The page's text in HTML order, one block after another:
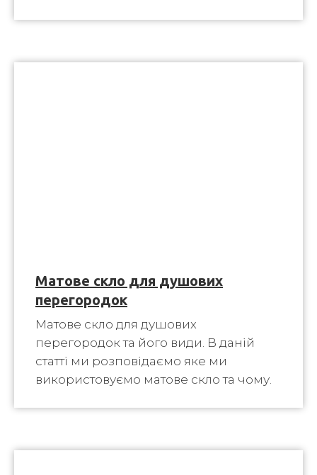
Матове скло для душових
перегородок
Матове скло для душових
перегородок та його види. В даній
статті ми розповідаємо яке ми
використовуємо матове скло та чому.